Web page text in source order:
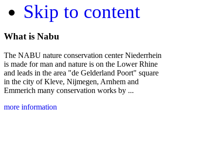
Skip to content
What is Nabu
The NABU nature conservation center Niederrhein
is made for man and nature is on the Lower Rhine
and leads in the area "de Gelderland Poort" square
in the city of Kleve, Nijmegen, Arnhem and
Emmerich many conservation works by ...
more information